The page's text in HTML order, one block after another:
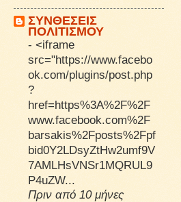
ΣΥΝΘΕΣΕΙΣ
ΠΟΛΙΤΙΣΜΟΥ
- <iframe
src="https://www.facebo
ok.com/plugins/post.php
?
href=https%3A%2F%2F
www.facebook.com%2F
barsakis%2Fposts%2Fpf
bid0Y2LDsyZtHw2umf9V
7AMLHsVNSr1MQRUL9
P4uZW...
Πριν από 10 μήνες